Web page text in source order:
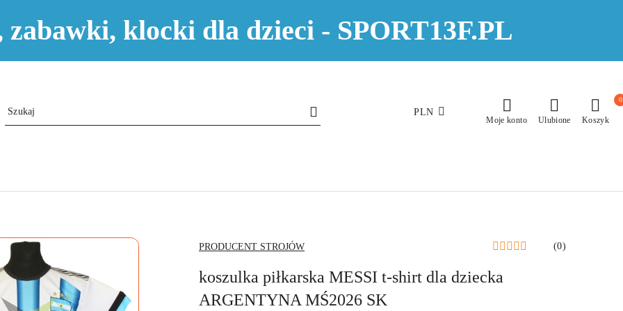
zabawki, klocki dla dzieci - SPORT13F.PL
PLN
Moje konto Ulubione Koszyk
0
NAZWA
PRODUCENTA:
PRODUCENT STROJÓW (0)
koszulka piłkarska MESSI t-shirt dla dziecka
ARGENTYNA MŚ2026 SK